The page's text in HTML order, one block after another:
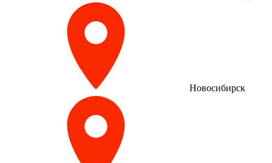
Новосибирск